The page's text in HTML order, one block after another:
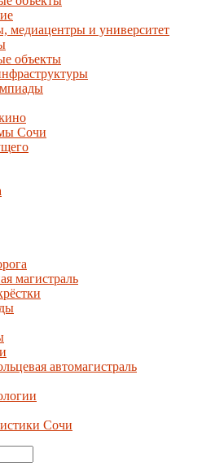
медиацентры и университет
объекты
Сочи
магистраль
автомагистраль
Сочи